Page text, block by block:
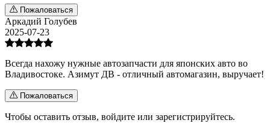
Пожаловаться
Аркадий Голубев
2025-07-23
Всегда нахожу нужные автозапчасти для японских авто во
Владивостоке. Азимут ДВ - отличный автомагазин, выручает!
Пожаловаться
Чтобы оставить отзыв, войдите или зарегистрируйтесь.